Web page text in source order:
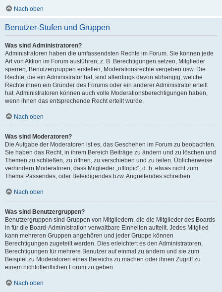
Nach oben
Benutzer-Stufen und Gruppen
Was sind Administratoren?
Administratoren haben die umfassendsten Rechte im Forum. Sie können jede
Art von Aktion im Forum ausführen; z. B. Berechtigungen setzen, Mitglieder
sperren, Benutzergruppen erstellen, Moderationsrechte vergeben usw. Die
Rechte, die ein Administrator hat, sind allerdings davon abhängig, welche
Rechte ihnen ein Gründer des Forums oder ein anderer Administrator erteilt
hat. Administratoren können auch volle Moderationsberechtigungen haben,
wenn ihnen das entsprechende Recht erteilt wurde.
Nach oben
Was sind Moderatoren?
Die Aufgabe der Moderatoren ist es, das Geschehen im Forum zu beobachten.
Sie haben das Recht, in ihrem Bereich Beiträge zu ändern und zu löschen und
Themen zu schließen, zu öffnen, zu verschieben und zu teilen. Üblicherweise
verhindern Moderatoren, dass Mitglieder „offtopic“, d. h. etwas nicht zum
Thema Passendes, oder Beleidigendes bzw. Angreifendes schreiben.
Nach oben
Was sind Benutzergruppen?
Benutzergruppen sind Gruppen von Mitgliedern, die die Mitglieder des Boards
in für die Board-Administration verwaltbare Einheiten aufteilt. Jedes Mitglied
kann mehreren Gruppen angehören und jeder Gruppe können
Berechtigungen zugeteilt werden. Dies erleichtert es den Administratoren,
Berechtigungen für mehrere Benutzer auf einmal zu ändern und sie zum
Beispiel zu Moderatoren eines Bereichs zu machen oder ihnen Zugriff zu
einem nichtöffentlichen Forum zu geben.
Nach oben